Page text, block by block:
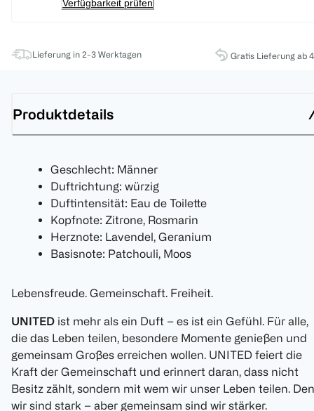
Verfügbarkeit prüfen
Lieferung in 2-3 Werktagen Gratis Lieferung ab
Produktdetails
Geschlecht: Männer
Duftrichtung: würzig
Duftintensität: Eau de Toilette
Kopfnote: Zitrone, Rosmarin
Herznote: Lavendel, Geranium
Basisnote: Patchouli, Moos
Lebensfreude. Gemeinschaft. Freiheit.
UNITED ist mehr als ein Duft – es ist ein Gefühl. Für alle,
die das Leben teilen, besondere Momente genießen und
gemeinsam Großes erreichen wollen. UNITED feiert die
Kraft der Gemeinschaft und erinnert daran, dass nicht
Besitz zählt, sondern mit wem wir unser Leben teilen.
wir sind stark – aber gemeinsam sind wir stärker.